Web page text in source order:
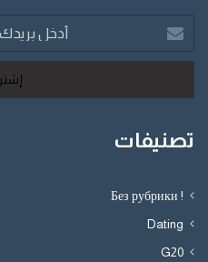
بريدك
الإلكتروني
تصنيفات
! Без рубрики
Dating
G20